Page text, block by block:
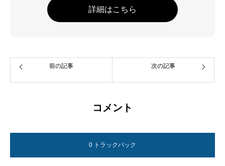
詳細はこちら
前の記事 次の記事
コメント
0 トラックバック